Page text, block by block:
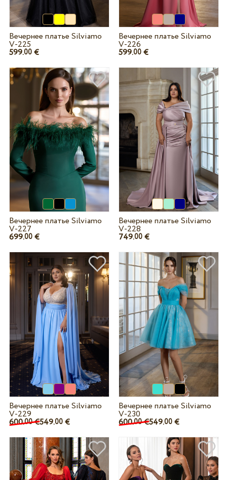
Вечернее платье Silviamo
V-225
599.00€
Вечернее платье Silviamo
V-226
599.00 €
Вечернее платье Silviamo
V-227
699.00€
Вечернее платье Silviamo
V-228
749.00 €
Вечернее платье Silviamo
V-229
600.00€549.00€
Вечернее платье Silviamo
V-230
600.00€549.00 €